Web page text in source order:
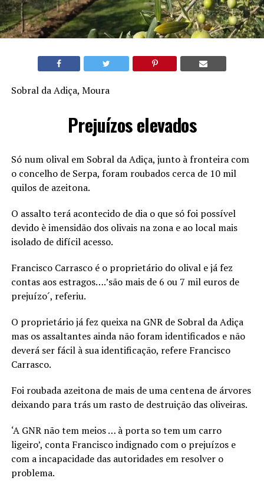
Sobral da Adiça, Moura
Prejuízos elevados
Só num olival em Sobral da Adiça, junto à fronteira com
o concelho de Serpa, foram roubados cerca de 10 mil
quilos de azeitona.
O assalto terá acontecido de dia o que só foi possível
devido è imensidão dos olivais na zona e ao local mais
isolado de difícil acesso.
Francisco Carrasco é o proprietário do olival e já fez
contas aos estragos….’são mais de 6 ou 7 mil euros de
prejuízo´, referiu.
O proprietário já fez queixa na GNR de Sobral da Adiça
mas os assaltantes ainda não foram identificados e não
deverá ser fácil à sua identificação, refere Francisco
Carrasco.
Foi roubada azeitona de mais de uma centena de árvores
deixando para trás um rasto de destruição das oliveiras.
‘A GNR não tem meios … à porta so tem um carro
ligeiro’, conta Francisco indignado com o prejuízos e
com a incapacidade das autoridades em resolver o
problema.